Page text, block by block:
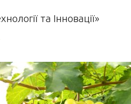
та Інновації»